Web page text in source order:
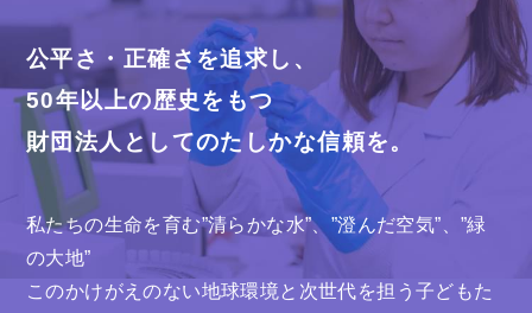
③結果の報告 ※この結
果が現在の飛散の目安と示さ
れいてる「１本／Ｌ」を超過
した場合に、電子顕微鏡でア
スベストを特定し、 ア
スベスト繊維数濃度を算出し
ます。
公平さ・正確さを追求し、
50年以上の歴史をもつ
財団法人としてのたしかな信頼を。
私たちの生命を育む”清らかな水”、”澄んだ空気”、”緑
の大地”
このかけがえのない地球環境と次世代を担う子どもた